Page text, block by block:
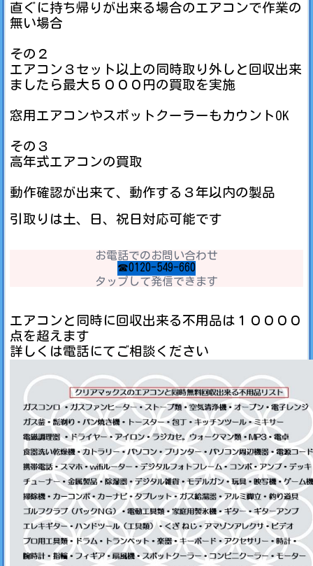
直ぐに持ち帰りが出来る場合のエアコンで作業の
無い場合
その２
エアコン３セット以上の同時取り外しと回収出来
ましたら最大５０００円の買取を実施
窓用エアコンやスポットクーラーもカウントOK
その３
高年式エアコンの買取
動作確認が出来て、動作する３年以内の製品
引取りは土、日、祝日対応可能です
お電話でのお問い合わせ
☎0120-549-660
タップして発信できます
エアコンと同時に回収出来る不用品は１００００
点を超えます
詳しくは電話にてご相談ください